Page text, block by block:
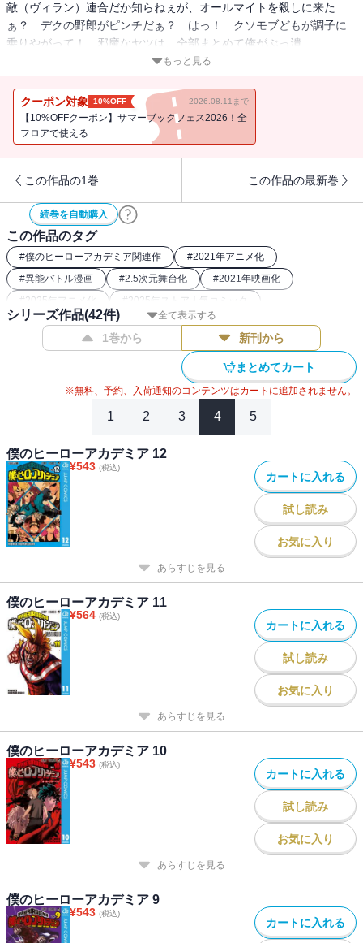
敵（ヴィラン）連合だか知らねぇが、オールマイトを殺しに来た
ぁ？ デクの野郎がピンチだぁ？ はっ！ クソモブどもが調子に
乗りやがって！ 邪魔なヤツは、全部まとめて俺がぶっ潰
もっと見る
クーポン対象 10%OFF 2026.08.11まで
【10%OFFクーポン】サマーブックフェス2026！全
フロアで使える
この作品の1巻 この作品の最新巻
続巻を自動購入
この作品のタグ
#僕のヒーローアカデミア関連作 #2021年アニメ化
#異能バトル漫画 #2.5次元舞台化 #2021年映画化
#2025年アニメ化 #2025年ストア人気コミック
#2016年アニメ化 #バトルコミック #2017年アニメ化
2024年アニメ化 # 2019年アニメ化 #
2018年アニメ化
2022年アニメ化
2024年映画化
全て表示する
シリーズ作品(42件)
1巻から 新刊から
まとめてカート
※無料、予約、入荷通知のコンテンツはカートに追加されません。
1 2 3 4 5
僕のヒーローアカデミア 12
¥543 (税込)
カートに入れる
試し読み
お気に入り
あらすじを見る
僕のヒーローアカデミア 11
¥564 (税込)
カートに入れる
試し読み
お気に入り
あらすじを見る
僕のヒーローアカデミア 10
¥543 (税込)
カートに入れる
試し読み
お気に入り
あらすじを見る
僕のヒーローアカデミア 9
¥543 (税込)
カートに入れる